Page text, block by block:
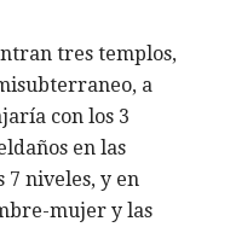
tres templos,
a
con los 3
en las
7 niveles, y en
mujer y las